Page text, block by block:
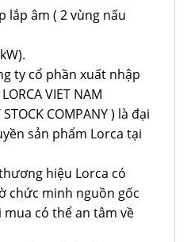
lắp âm ( 2 vùng nấu
ty cổ phần xuất nhập
VIET NAM
STOCK COMPANY ) là đại
sản phẩm Lorca tại
hiệu Lorca có
chức minh nguồn gốc
có thể an tâm về